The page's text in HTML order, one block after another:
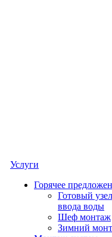
Услуги
Горячее
Готовый узел
ввода воды
Шеф монтаж
Зимний